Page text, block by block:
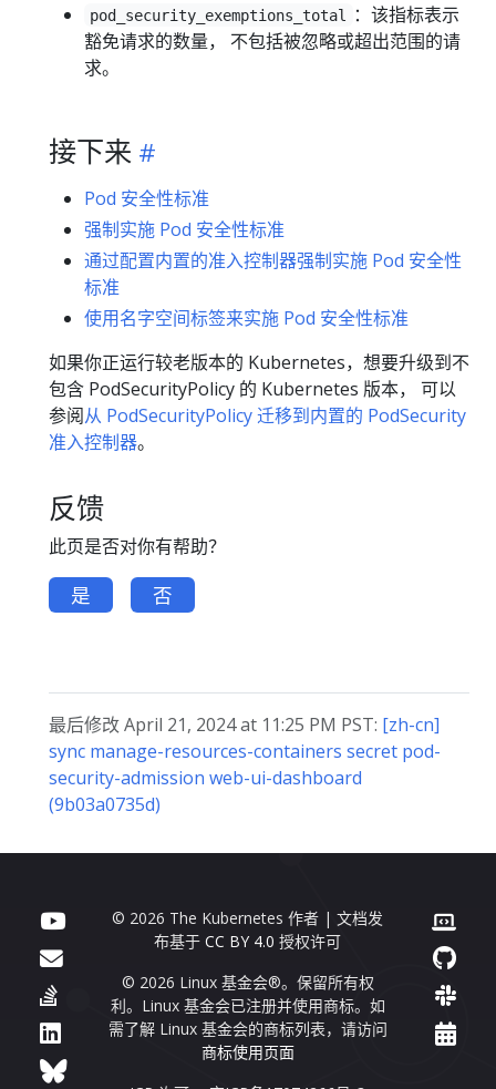
pod_security_exemptions_total
：该指标表示
豁免请求的数量， 不包括被忽略或超出范围的请
求。
接下来
Pod 安全性标准
强制实施 Pod 安全性标准
通过配置内置的准入控制器强制实施 Pod 安全性
标准
使用名字空间标签来实施 Pod 安全性标准
如果你正运行较老版本的 Kubernetes，想要升级到不
包含 PodSecurityPolicy 的 Kubernetes 版本， 可以
参阅从 PodSecurityPolicy 迁移到内置的 PodSecurity
准入控制器。
反馈
此页是否对你有帮助？
是 否
最后修改 April 21, 2024 at 11:25 PM PST: [zh-cn]
sync manage-resources-containers secret pod-
security-admission web-ui-dashboard
(9b03a0735d)
© 2026 The Kubernetes 作者 | 文档发
布基于CC BY 4.0 授权许可
© 2026 Linux 基金会®。保留所有权
利。Linux 基金会已注册并使用商标。如
需了解 Linux 基金会的商标列表，请访问
商标使用页面